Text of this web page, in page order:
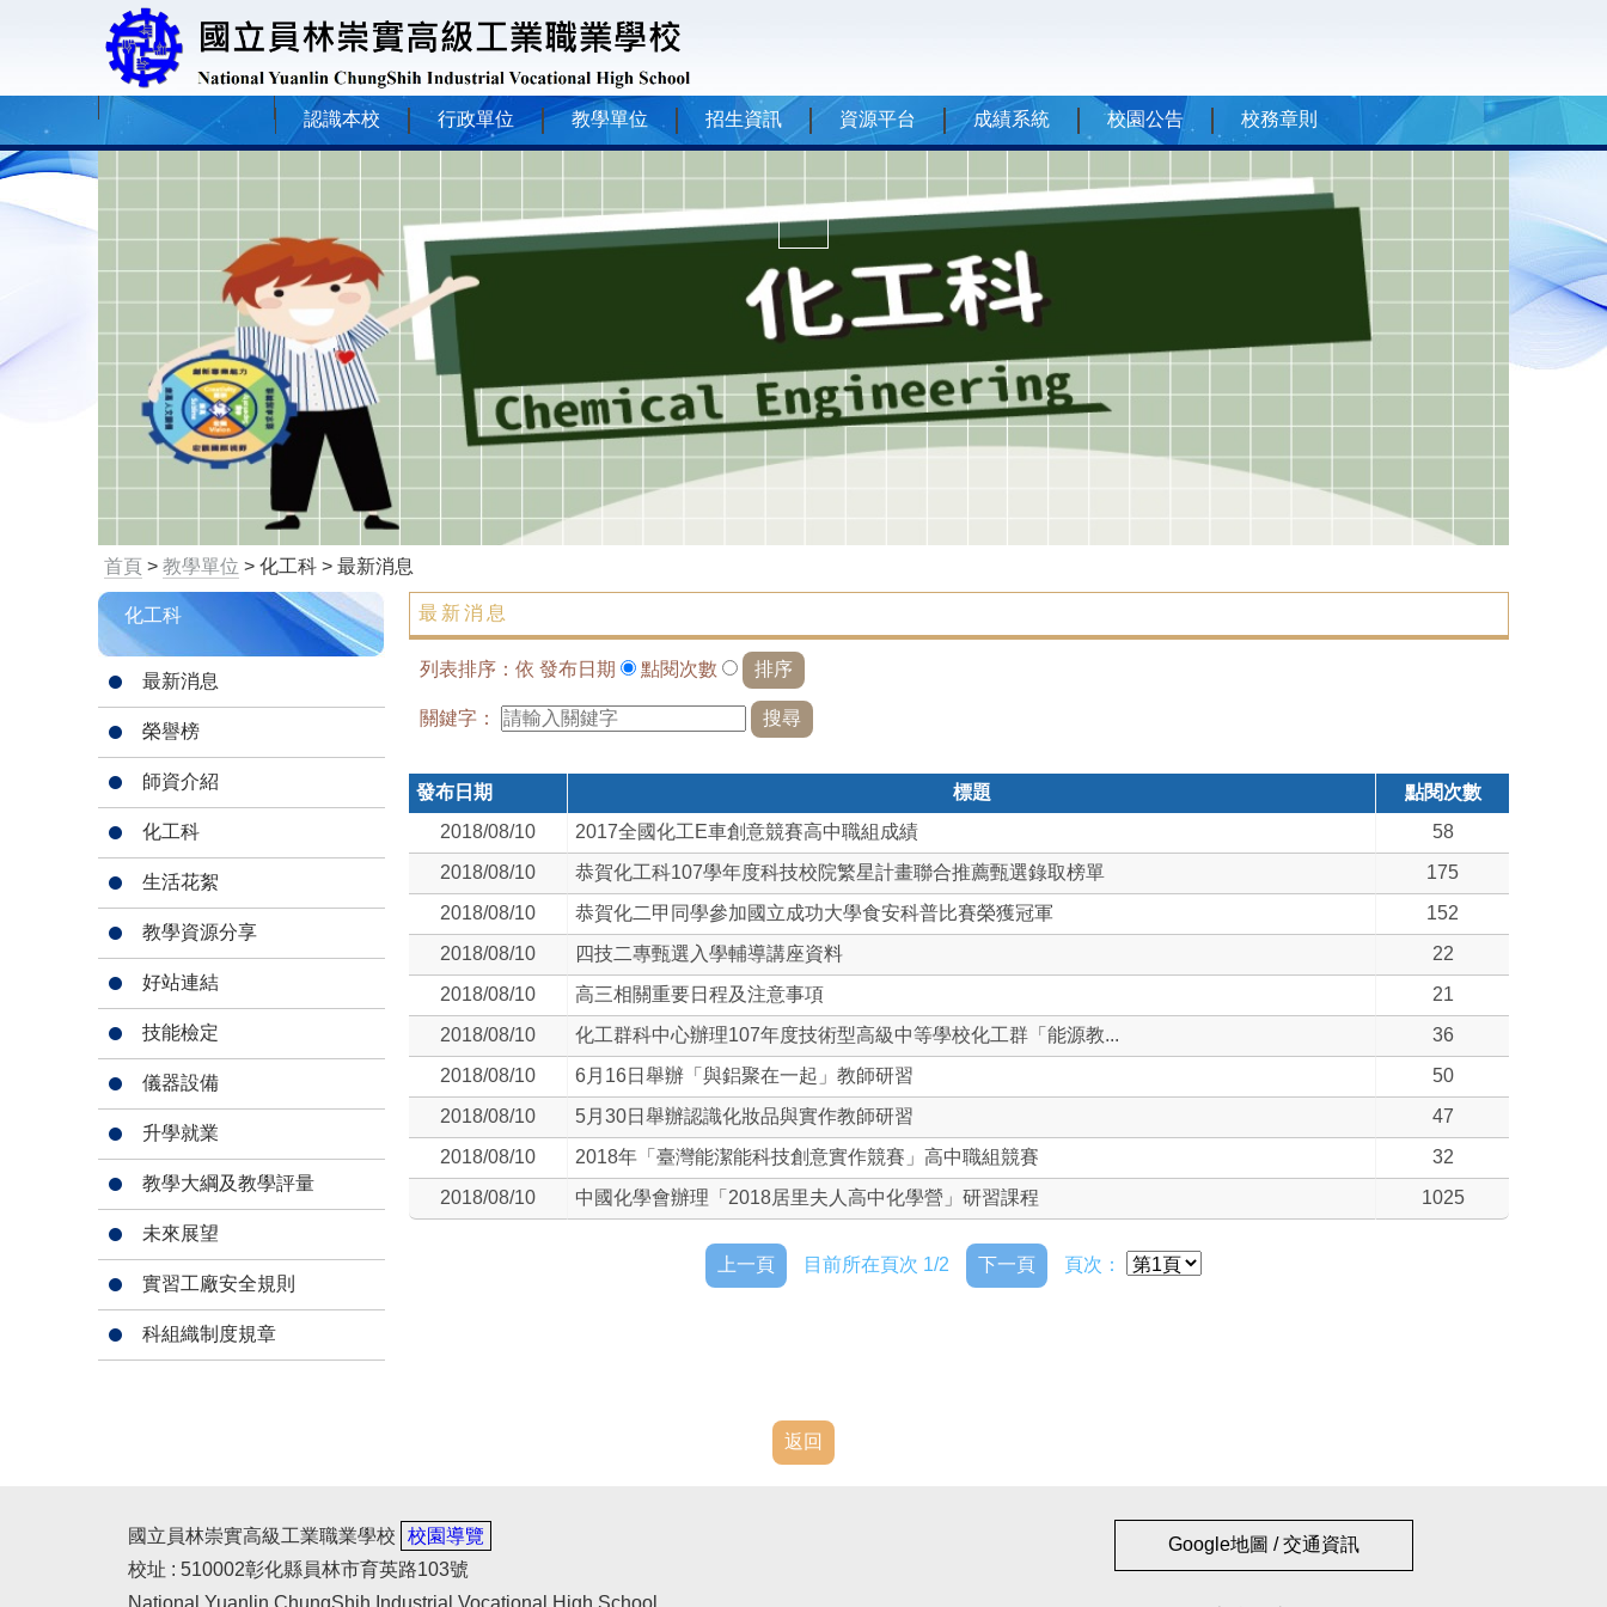
認識本校 行政單位 教學單位 招生資訊 資源平台 成績系統 校園公告 校務章則
首頁 > 教學單位 > 化工科 > 最新消息
化工科
最新消息
榮譽榜
師資介紹
化工科
生活花絮
教學資源分享
好站連結
技能檢定
儀器設備
升學就業
教學大綱及教學評量
未來展望
實習工廠安全規則
科組織制度規章
最新消息
列表排序：依 發布日期 點閱次數
關鍵字：
發布日期 標題
點閱次數
2018/08/10
2017全國化工E車創意競賽高中職組成績
58
2018/08/10
恭賀化工科107學年度科技校院繁星計畫聯合推薦甄選錄取榜單
175
2018/08/10
恭賀化二甲同學參加國立成功大學食安科普比賽榮獲冠軍
152
2018/08/10
四技二專甄選入學輔導講座資料
22
2018/08/10
高三相關重要日程及注意事項
21
2018/08/10
化工群科中心辦理107年度技術型高級中等學校化工群「能源教...
36
2018/08/10
6月16日舉辦「與鋁聚在一起」教師研習
50
2018/08/10
5月30日舉辦認識化妝品與實作教師研習
47
2018/08/10
2018年「臺灣能潔能科技創意實作競賽」高中職組競賽
32
2018/08/10
中國化學會辦理「2018居里夫人高中化學營」研習課程 1025
上一頁 目前所在頁次 1/2 下一頁 頁次：
返回
國立員林崇實高級工業職業學校
校園導覽
校址 : 510002彰化縣員林市育英路103號
National Yuanlin ChungShih Industrial Vocational High School
Google地圖 / 交通資訊